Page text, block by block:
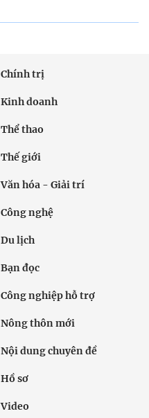
Chính trị
Kinh doanh
Thể thao
Thế giới
Văn hóa - Giải trí
Công nghệ
Du lịch
Bạn đọc
Công nghiệp hỗ trợ
Nông thôn mới
Nội dung chuyên đề
Hồ sơ
Video